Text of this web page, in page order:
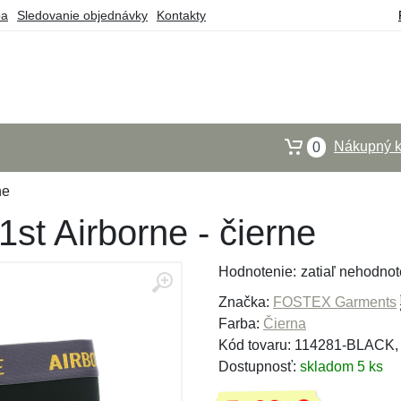
Sledovanie objednávky Kontakty
0 Nákupný
Airborne - čierne
Hodnotenie: zatiaľ
Značka: FOSTEX Garments
Farba: Čierna
Kód tovaru: 114281-
Dostupnosť: skladom 5 ks